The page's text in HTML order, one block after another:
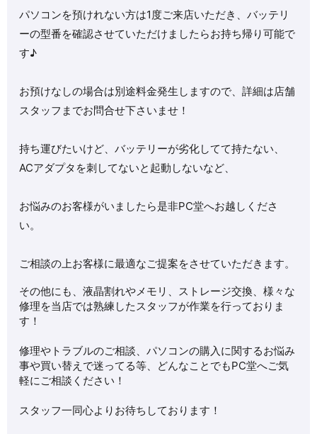
パソコンを預けれない方は1度ご来店いただき、バッテリ
ーの型番を確認させていただけましたらお持ち帰り可能で
す♪
お預けなしの場合は別途料金発生しますので、詳細は店舗
スタッフまでお問合せ下さいませ！
持ち運びたいけど、バッテリーが劣化してて持たない、
ACアダプタを刺してないと起動しないなど、
お悩みのお客様がいましたら是非PC堂へお越しくださ
い。
ご相談の上お客様に最適なご提案をさせていただきます。
その他にも、液晶割れやメモリ、ストレージ交換、様々な
修理を当店では熟練したスタッフが作業を行っておりま
す！
修理やトラブルのご相談、パソコンの購入に関するお悩み
事や買い替えで迷ってる等、どんなことでもPC堂へご気
軽にご相談ください！
スタッフ一同心よりお待ちしております！